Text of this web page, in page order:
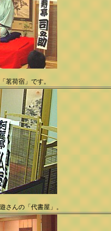
茗荷宿」です。
さんの「代書屋」。